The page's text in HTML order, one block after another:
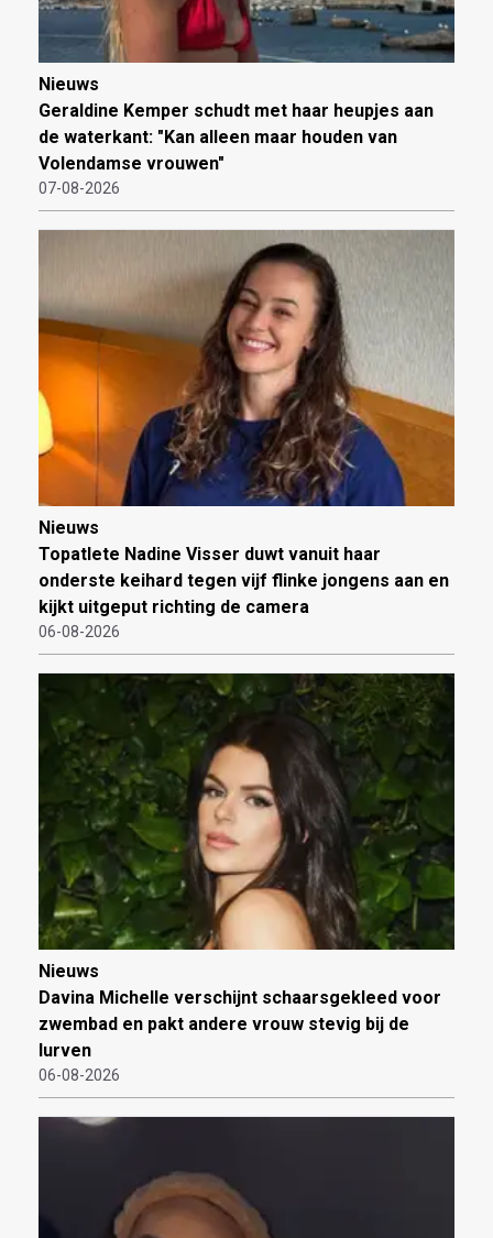
Nieuws
Geraldine Kemper schudt met haar heupjes aan
de waterkant: "Kan alleen maar houden van
Volendamse vrouwen"
07-08-2026
Nieuws
Topatlete Nadine Visser duwt vanuit haar
onderste keihard tegen vijf flinke jongens aan en
kijkt uitgeput richting de camera
06-08-2026
Nieuws
Davina Michelle verschijnt schaarsgekleed voor
zwembad en pakt andere vrouw stevig bij de
lurven
06-08-2026